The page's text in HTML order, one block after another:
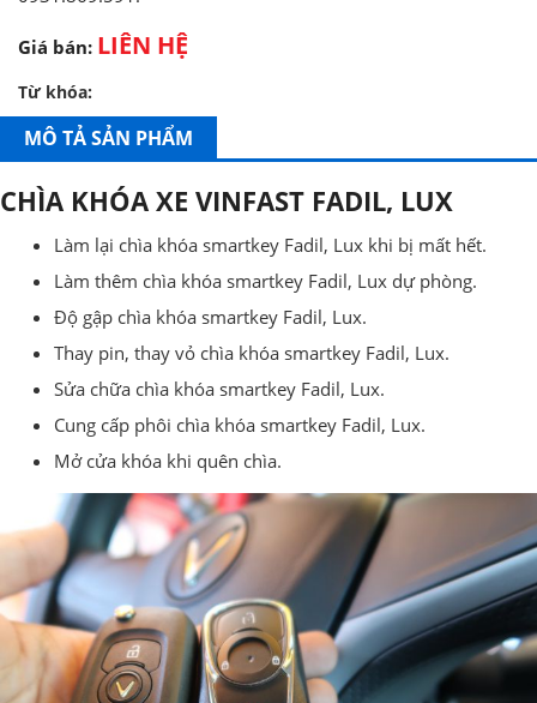
Giá bán: LIÊN HỆ
Từ khóa:
MÔ TẢ SẢN PHẨM
CHÌA KHÓA XE VINFAST FADIL, LUX
Làm lại chìa khóa smartkey Fadil, Lux khi bị mất hết.
Làm thêm chìa khóa smartkey Fadil, Lux dự phòng.
Độ gập chìa khóa smartkey Fadil, Lux.
Thay pin, thay vỏ chìa khóa smartkey Fadil, Lux.
Sửa chữa chìa khóa smartkey Fadil, Lux.
Cung cấp phôi chìa khóa smartkey Fadil, Lux.
Mở cửa khóa khi quên chìa.